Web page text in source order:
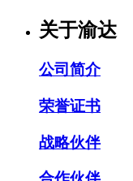
关于渝达
公司简介
荣誉证书
战略伙伴